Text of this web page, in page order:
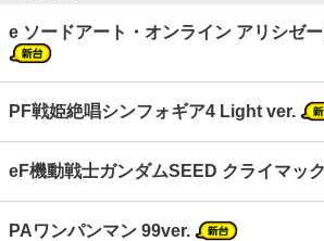
e ソードアート・オンライン アリシゼ
PF戦姫絶唱シンフォギア4 Light ver.
eF機動戦士ガンダムSEED クライマッ
PAワンパンマン 99ver.